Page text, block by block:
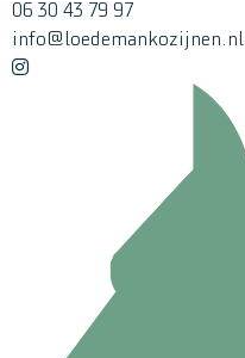
06 30 43 79 97
info@loedemankozijnen.nl